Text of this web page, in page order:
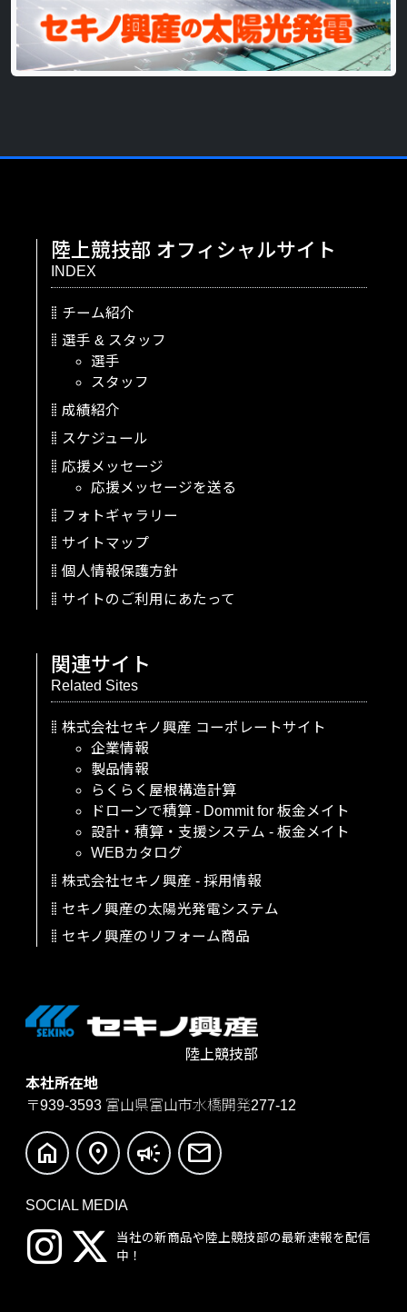
陸上競技部
本社所在地
〒939-3593 富山県富山市水橋開発277-12
home location_on campaign mail
SOCIAL MEDIA
当社の新商品や陸上競技部の最新速報を配信
中！
陸上競技部 オフィシャルサイト
INDEX
チーム紹介
選手 & スタッフ
選手
スタッフ
成績紹介
スケジュール
応援メッセージ
応援メッセージを送る
フォトギャラリー
サイトマップ
個人情報保護方針
サイトのご利用にあたって
関連サイト
Related Sites
株式会社セキノ興産 コーポレートサイト
企業情報
製品情報
らくらく屋根構造計算
ドローンで積算 - Dommit for 板金メイト
設計・積算・支援システム - 板金メイト
WEBカタログ
株式会社セキノ興産 - 採用情報
セキノ興産の太陽光発電システム
セキノ興産のリフォーム商品